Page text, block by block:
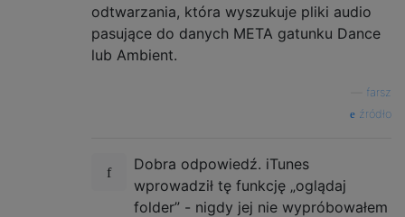
odtwarzania, która wyszukuje pliki audio
pasujące do danych META gatunku Dance
lub Ambient.
farsz
źródło
Dobra odpowiedź. iTunes
wprowadził tę funkcję „oglądaj
folder” - nigdy jej nie wypróbowałem